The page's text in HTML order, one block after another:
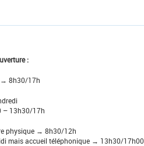
:
→ 8h30/17h
13h30/17h
physique → 8h30/12h
mais accueil téléphonique → 13h30/17h00